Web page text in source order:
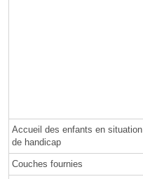
Accueil des enfants en situation
de handicap
Couches fournies